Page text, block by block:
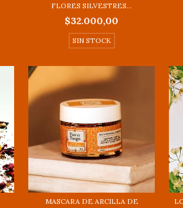
FLORES SILVESTRES...
$32.000,00
SIN STOCK
MASCARA DE ARCILLA DE